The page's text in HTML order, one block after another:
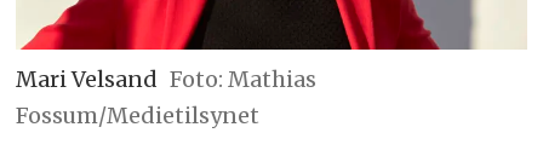
Mari Velsand Foto: Mathias
Fossum/Medietilsynet